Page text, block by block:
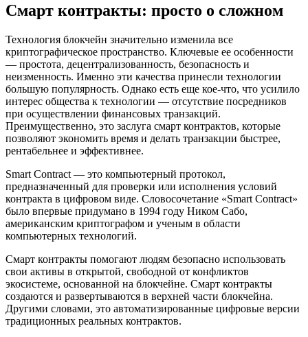
Смарт контракты: просто о сложном
Технология блокчейн значительно изменила все
криптографическое пространство. Ключевые ее особенности
— простота, децентрализованность, безопасность и
неизменность. Именно эти качества принесли технологии
большую популярность. Однако есть еще кое-что, что усилило
интерес общества к технологии — отсутствие посредников
при осуществлении финансовых транзакций.
Преимущественно, это заслуга смарт контрактов, которые
позволяют экономить время и делать транзакции быстрее,
рентабельнее и эффективнее.
Smart Contract — это компьютерный протокол,
предназначенный для проверки или исполнения условий
контракта в цифровом виде. Словосочетание «Smart Contract»
было впервые придумано в 1994 году Ником Сабо,
американским криптографом и ученым в области
компьютерных технологий.
Смарт контракты помогают людям безопасно использовать
свои активы в открытой, свободной от конфликтов
экосистеме, основанной на блокчейне. Смарт контракты
создаются и развертываются в верхней части блокчейна.
Другими словами, это автоматизированные цифровые версии
традиционных реальных контрактов.